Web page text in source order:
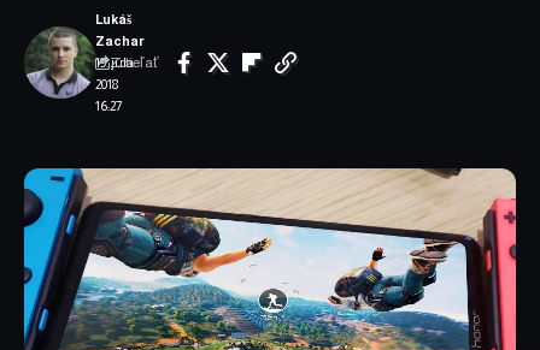
19. júla
2018
16:27
Lukáš
Zachar
Zdieľať